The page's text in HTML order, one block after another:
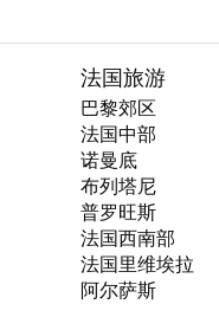
法国旅游
巴黎郊区
法国中部
诺曼底
布列塔尼
普罗旺斯
法国西南部
法国里维埃拉
阿尔萨斯